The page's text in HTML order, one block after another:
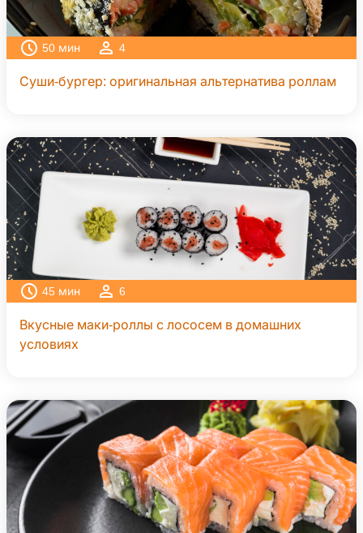
50 мин 4
Суши-бургер: оригинальная альтернатива роллам
45 мин 6
Вкусные маки-роллы с лососем в домашних
условиях